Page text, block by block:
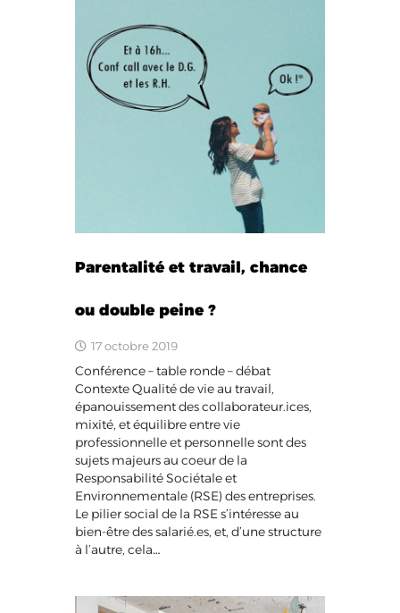
Parentalité et travail, chance
ou double peine ?
17 octobre 2019
Conférence – table ronde – débat
Contexte Qualité de vie au travail,
épanouissement des collaborateur.ices,
mixité, et équilibre entre vie
professionnelle et personnelle sont des
sujets majeurs au coeur de la
Responsabilité Sociétale et
Environnementale (RSE) des entreprises.
Le pilier social de la RSE s’intéresse au
bien-être des salarié.es, et, d’une structure
à l’autre, cela…